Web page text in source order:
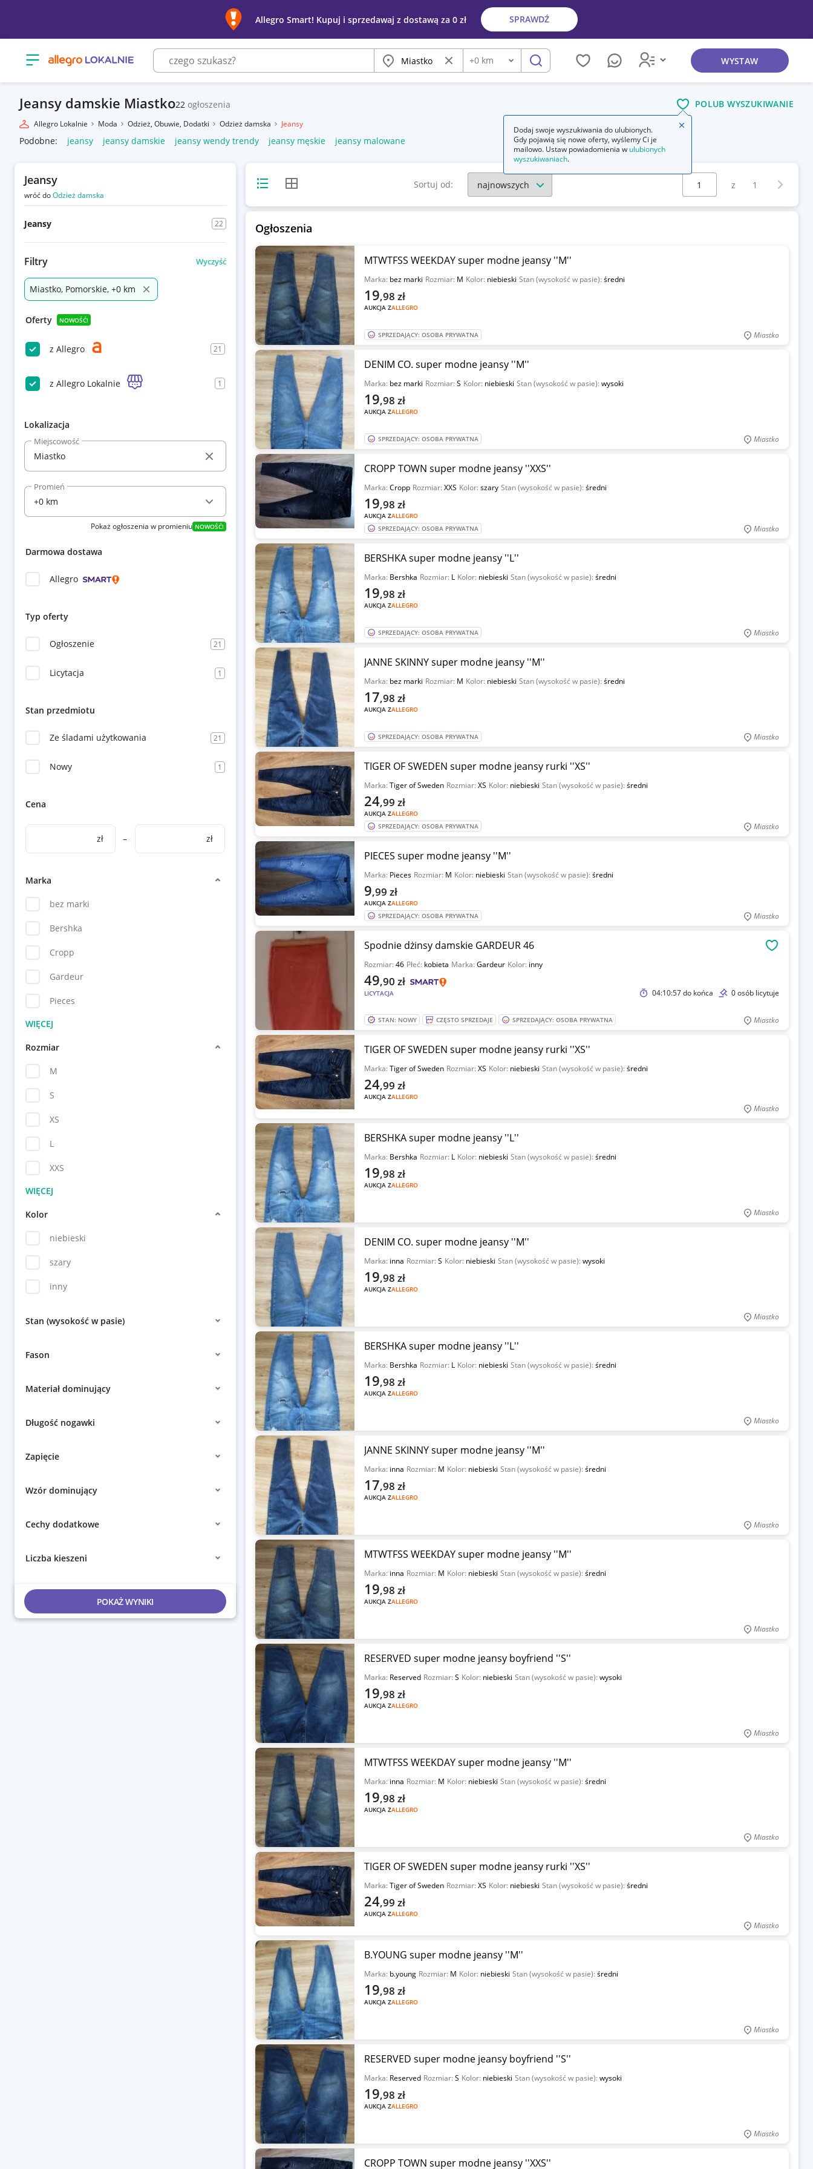
Allegro Smart! Kupuj i sprzedawaj z dostawą za 0 zł SPRAWDŹ
Otwórz menu z kategoriami Miasto Wyczyść frazę
Odległość
+0 km szukaj WYSTAW
Jeansy damskie Miastko22 ogłoszenia POLUB WYSZUKIWANIE
Allegro Lokalnie Moda Odzież, Obuwie, Dodatki Odzież damska Jeansy
Podobne: jeansy jeansy damskie jeansy wendy trendy jeansy męskie jeansy malowane
Jeansy
wróć doOdzież damska
Jeansy 22
Filtry Wyczyść
Miastko, Pomorskie, +0 km
Oferty NOWOŚĆ!
z Allegro 21
z Allegro Lokalnie 1
Lokalizacja
Miejscowość
Promień
Pokaż ogłoszenia w promieniu NOWOŚĆ!
Darmowa dostawa
Allegro
Typ oferty
Ogłoszenie 21
Licytacja 1
Stan przedmiotu
Ze śladami użytkowania 21
Nowy 1
Cena
zł – zł
Marka
bez marki
Bershka
Cropp
Gardeur
Pieces
Rozmiar
M
S
XS
L
XXS
Kolor
niebieski
szary
inny
Stan (wysokość w pasie)
Fason
Materiał dominujący
Długość nogawki
Zapięcie
Wzór dominujący
Cechy dodatkowe
Liczba kieszeni
POKAŻ WYNIKI
Widok listyWidok siatki Sortuj od:
Wybierz stronę:
z 1
Ogłoszenia
MTWTFSS WEEKDAY super modne jeansy ''M''
Marka: bez marki Rozmiar: M Kolor: niebieski Stan (wysokość w pasie):średni
AUKCJA ZALLEGRO
19,98 zł
SPRZEDAJĄCY: OSOBA PRYWATNA Miastko
DENIM CO. super modne jeansy ''M''
Marka: bez marki Rozmiar:S Kolor: niebieski Stan (wysokość w pasie):wysoki
AUKCJA ZALLEGRO
19,98 zł
SPRZEDAJĄCY: OSOBA PRYWATNA Miastko
CROPP TOWN super modne jeansy ''XXS''
Marka:Cropp Rozmiar:XXS Kolor:szary Stan (wysokość w pasie):średni
AUKCJA ZALLEGRO
19,98 zł
SPRZEDAJĄCY: OSOBA PRYWATNA Miastko
BERSHKA super modne jeansy ''L''
Marka: Bershka Rozmiar: L Kolor: niebieski Stan (wysokość w pasie):średni
AUKCJA ZALLEGRO
19,98 zł
SPRZEDAJĄCY: OSOBA PRYWATNA Miastko
JANNE SKINNY super modne jeansy ''M''
Marka: bez marki Rozmiar: M Kolor: niebieski Stan (wysokość w pasie):średni
AUKCJA ZALLEGRO
17,98 zł
SPRZEDAJĄCY: OSOBA PRYWATNA Miastko
TIGER OF SWEDEN super modne jeansy rurki ''XS''
Marka:Tiger of Sweden Rozmiar:XS Kolor: niebieski Stan (wysokość w pasie):średni
AUKCJA ZALLEGRO
24,99 zł
SPRZEDAJĄCY: OSOBA PRYWATNA Miastko
PIECES super modne jeansy ''M''
Marka: Pieces Rozmiar: M Kolor: niebieski Stan (wysokość w pasie):średni
AUKCJA ZALLEGRO
9,99 zł
SPRZEDAJĄCY: OSOBA PRYWATNA Miastko
Spodnie dżinsy damskie GARDEUR 46
Rozmiar:46 Płeć: kobieta Marka:Gardeur Kolor: inny
LICYTACJA
49,90 zł
04:10:57do końca 0 osób licytuje
STAN: NOWY CZĘSTO SPRZEDAJE SPRZEDAJĄCY: OSOBA PRYWATNA Miastko
TIGER OF SWEDEN super modne jeansy rurki ''XS''
Marka:Tiger of Sweden Rozmiar:XS Kolor: niebieski Stan (wysokość w pasie):średni
AUKCJA ZALLEGRO
24,99 zł
Miastko
BERSHKA super modne jeansy ''L''
Marka: Bershka Rozmiar: L Kolor: niebieski Stan (wysokość w pasie):średni
AUKCJA ZALLEGRO
19,98 zł
Miastko
DENIM CO. super modne jeansy ''M''
Marka: inna Rozmiar:S Kolor: niebieski Stan (wysokość w pasie):wysoki
AUKCJA ZALLEGRO
19,98 zł
Miastko
BERSHKA super modne jeansy ''L''
Marka: Bershka Rozmiar: L Kolor: niebieski Stan (wysokość w pasie):średni
AUKCJA ZALLEGRO
19,98 zł
Miastko
JANNE SKINNY super modne jeansy ''M''
Marka: inna Rozmiar: M Kolor: niebieski Stan (wysokość w pasie):średni
AUKCJA ZALLEGRO
17,98 zł
Miastko
MTWTFSS WEEKDAY super modne jeansy ''M''
Marka: inna Rozmiar: M Kolor: niebieski Stan (wysokość w pasie):średni
AUKCJA ZALLEGRO
19,98 zł
Miastko
RESERVED super modne jeansy boyfriend ''S''
Marka: Reserved Rozmiar:S Kolor: niebieski Stan (wysokość w pasie):wysoki
AUKCJA ZALLEGRO
19,98 zł
Miastko
MTWTFSS WEEKDAY super modne jeansy ''M''
Marka: inna Rozmiar: M Kolor: niebieski Stan (wysokość w pasie):średni
AUKCJA ZALLEGRO
19,98 zł
Miastko
TIGER OF SWEDEN super modne jeansy rurki ''XS''
Marka:Tiger of Sweden Rozmiar:XS Kolor: niebieski Stan (wysokość w pasie):średni
AUKCJA ZALLEGRO
24,99 zł
Miastko
B.YOUNG super modne jeansy ''M''
Marka: b.young Rozmiar: M Kolor: niebieski Stan (wysokość w pasie):średni
AUKCJA ZALLEGRO
19,98 zł
Miastko
RESERVED super modne jeansy boyfriend ''S''
Marka: Reserved Rozmiar:S Kolor: niebieski Stan (wysokość w pasie):wysoki
AUKCJA ZALLEGRO
19,98 zł
Miastko
CROPP TOWN super modne jeansy ''XXS''
Dodaj swoje wyszukiwania do ulubionych.
Gdy pojawią się nowe oferty, wyślemy Ci je
mailowo. Ustaw powiadomienia w ulubionych
wyszukiwaniach.
Zamknij wskazówkę